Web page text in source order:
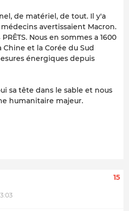
de matériel, de tout. Il y'a
avertissaient Macron.
PRÊTS. Nous en sommes a 1600
Chine et la Corée du Sud
énergiques depuis
sa tête dans le sable et nous
humanitaire majeur.
15